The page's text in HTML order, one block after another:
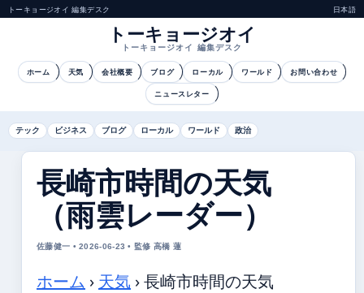
トーキョージオイ 編集デスク 日本語
トーキョージオイ
トーキョージオイ 編集デスク
ホーム 天気 会社概要 ブログ ローカル ワールド お問い合わせ
ニュースレター
テック ビジネス ブログ ローカル ワールド 政治
長崎市時間の天気
（雨雲レーダー）
佐藤健一 • 2026-06-23 • 監修 高橋 蓮
ホーム › 天気 ›長崎市時間の天気